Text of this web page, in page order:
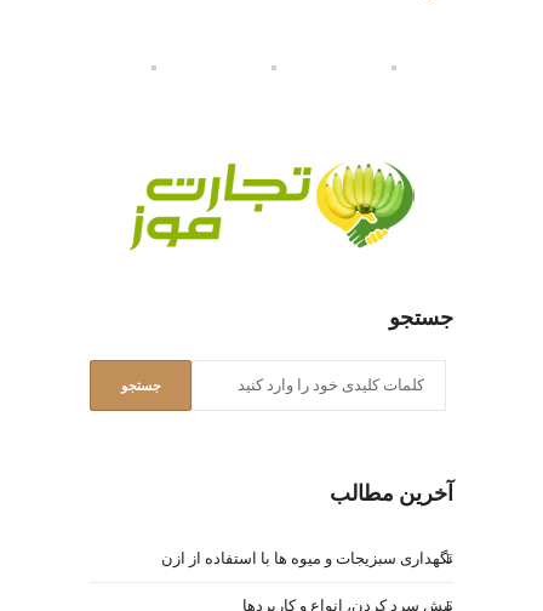
جستجو
آخرین مطالب
نگهداری سبزیجات و میوه ها با استفاده از ازن
پیش سرد کردن، انواع و کاربردها